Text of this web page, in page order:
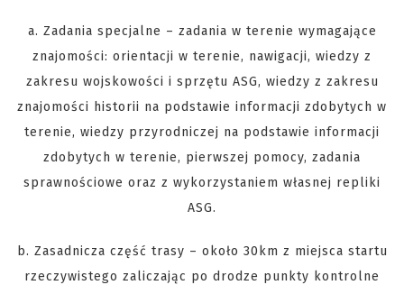
a. Zadania specjalne – zadania w terenie wymagające
znajomości: orientacji w terenie, nawigacji, wiedzy z
zakresu wojskowości i sprzętu ASG, wiedzy z zakresu
znajomości historii na podstawie informacji zdobytych w
terenie, wiedzy przyrodniczej na podstawie informacji
zdobytych w terenie, pierwszej pomocy, zadania
sprawnościowe oraz z wykorzystaniem własnej repliki
ASG.
b. Zasadnicza część trasy – około 30km z miejsca startu
rzeczywistego zaliczając po drodze punkty kontrolne